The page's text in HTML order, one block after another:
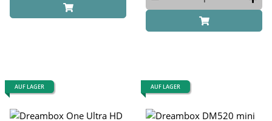
AUF LAGER AUF LAGER